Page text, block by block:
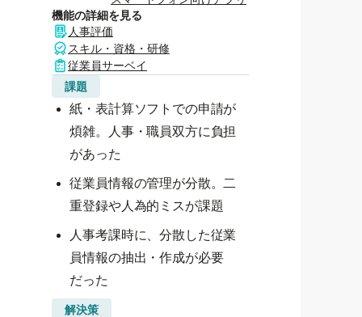
機能の詳細を見る
人事評価
スキル・資格・研修
従業員サーベイ
課題
紙・表計算ソフトでの申請が
煩雑。人事・職員双方に負担
があった
従業員情報の管理が分散。二
重登録や人為的ミスが課題
人事考課時に、分散した従業
員情報の抽出・作成が必要
だった
解決策